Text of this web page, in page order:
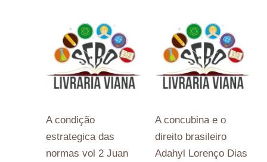
A condição
estrategica das
normas vol 2 Juan
A concubina e o
direito brasileiro
Adahyl Lorenço Dias